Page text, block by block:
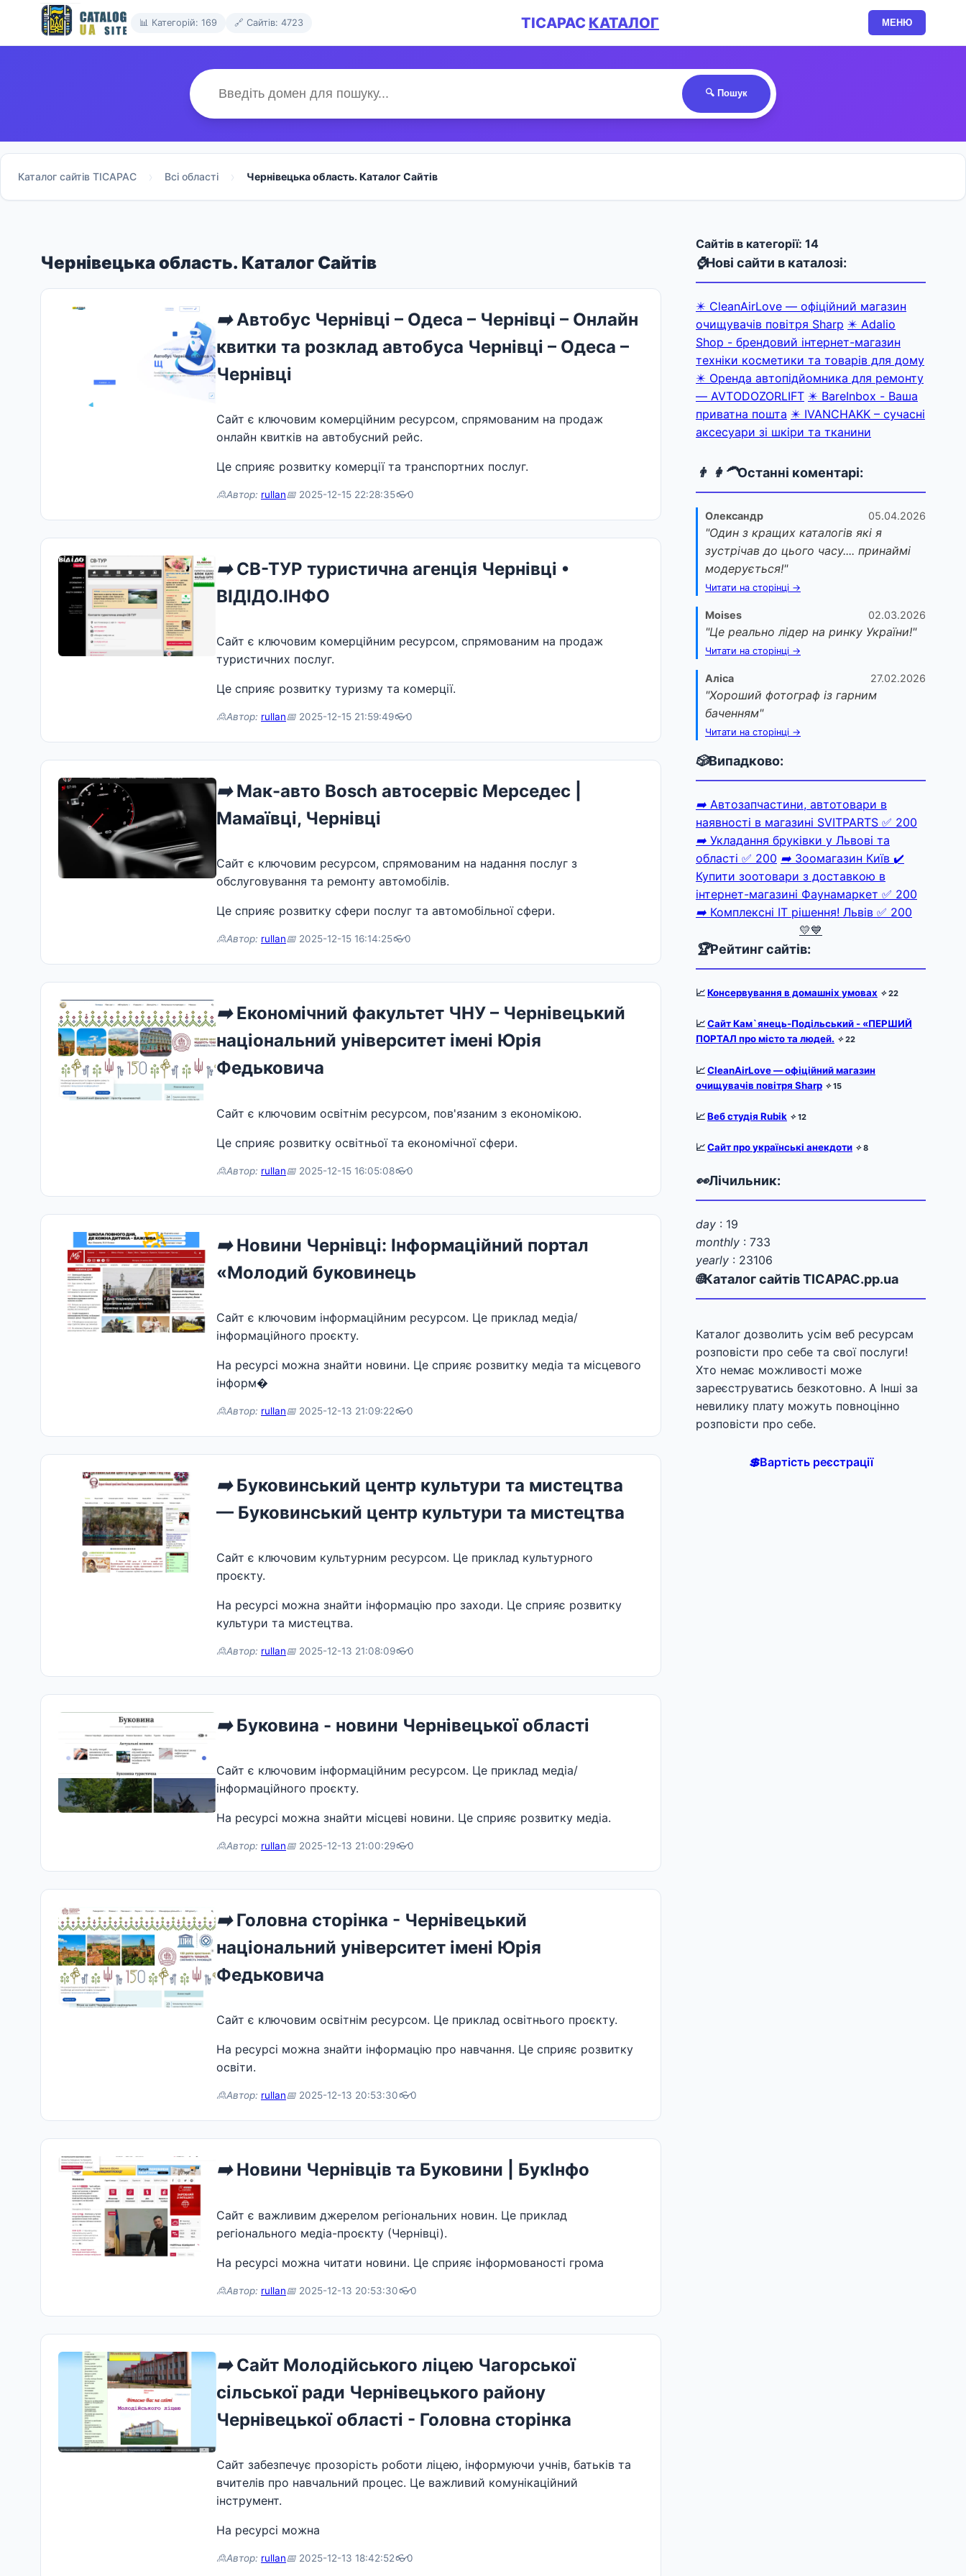
📊 Категорій: 169 🔗 Сайтів: 4723 TICAPAC КАТАЛОГ МЕНЮ
🔍 Пошук
Каталог сайтів TICAPAC Всі області Чернівецька область. Каталог Сайтів
Чернівецька область. Каталог Сайтів
➡️Автобус Чернівці – Одеса – Чернівці – Онлайн
квитки та розклад автобуса Чернівці – Одеса –
Чернівці
Сайт є ключовим комерційним ресурсом, спрямованим на продаж
онлайн квитків на автобусний рейс.
Це сприяє розвитку комерції та транспортних послуг.
🙎Автор: rullan📅 2025-12-15 22:28:35👓0
➡️СВ-ТУР туристична агенція Чернівці •
ВІДІДО.ІНФО
Сайт є ключовим комерційним ресурсом, спрямованим на продаж
туристичних послуг.
Це сприяє розвитку туризму та комерції.
🙎Автор: rullan📅 2025-12-15 21:59:49👓0
➡️Мак-авто Bosch автосервіс Мерседес |
Мамаївці, Чернівці
Сайт є ключовим ресурсом, спрямованим на надання послуг з
обслуговування та ремонту автомобілів.
Це сприяє розвитку сфери послуг та автомобільної сфери.
🙎Автор: rullan📅 2025-12-15 16:14:25👓0
➡️Економічний факультет ЧНУ – Чернівецький
національний університет імені Юрія
Федьковича
Сайт є ключовим освітнім ресурсом, пов'язаним з економікою.
Це сприяє розвитку освітньої та економічної сфери.
🙎Автор: rullan📅 2025-12-15 16:05:08👓0
➡️Новини Чернівці: Інформаційний портал
«Молодий буковинець
Сайт є ключовим інформаційним ресурсом. Це приклад медіа/
інформаційного проєкту.
На ресурсі можна знайти новини. Це сприяє розвитку медіа та місцевого
інформ�
🙎Автор: rullan📅 2025-12-13 21:09:22👓0
➡️Буковинський центр культури та мистецтва
— Буковинський центр культури та мистецтва
Сайт є ключовим культурним ресурсом. Це приклад культурного
проєкту.
На ресурсі можна знайти інформацію про заходи. Це сприяє розвитку
культури та мистецтва.
🙎Автор: rullan📅 2025-12-13 21:08:09👓0
➡️Буковина - новини Чернівецької області
Сайт є ключовим інформаційним ресурсом. Це приклад медіа/
інформаційного проєкту.
На ресурсі можна знайти місцеві новини. Це сприяє розвитку медіа.
🙎Автор: rullan📅 2025-12-13 21:00:29👓0
➡️Головна сторінка - Чернівецький
національний університет імені Юрія
Федьковича
Сайт є ключовим освітнім ресурсом. Це приклад освітнього проєкту.
На ресурсі можна знайти інформацію про навчання. Це сприяє розвитку
освіти.
🙎Автор: rullan📅 2025-12-13 20:53:30👓0
➡️Новини Чернівців та Буковини | БукІнфо
Сайт є важливим джерелом регіональних новин. Це приклад
регіонального медіа-проєкту (Чернівці).
На ресурсі можна читати новини. Це сприяє інформованості грома
🙎Автор: rullan📅 2025-12-13 20:53:30👓0
➡️Сайт Молодійського ліцею Чагорської
сільської ради Чернівецького району
Чернівецької області - Головна сторінка
Сайт забезпечує прозорість роботи ліцею, інформуючи учнів, батьків та
вчителів про навчальний процес. Це важливий комунікаційний
інструмент.
На ресурсі можна
🙎Автор: rullan📅 2025-12-13 18:42:52👓0
Cайтів в категорії: 14
⌚Нові сайти в каталозі:
✴️ CleanAirLove — офіційний магазин
очищувачів повітря Sharp ✴️ Adalio
Shop - брендовий інтернет-магазин
техніки косметики та товарів для дому
✴️ Оренда автопідйомника для ремонту
— AVTODOZORLIFT ✴️ BareInbox - Ваша
приватна пошта ✴️ IVANCHAKK – сучасні
аксесуари зі шкіри та тканини
👨 👩‍🦱Останні коментарі:
Олександр 05.04.2026
"Один з кращих каталогів які я
зустрічав до цього часу.... принаймі
модерується!"
Читати на сторінці →
Moises 02.03.2026
"Це реально лідер на ринку України!"
Читати на сторінці →
Аліса 27.02.2026
"Хороший фотограф із гарним
баченням"
Читати на сторінці →
🎲Випадково:
➡️ Автозапчастини, автотовари в
наявності в магазині SVITPARTS ✅ 200
➡️ Укладання бруківки у Львові та
області ✅ 200 ➡️ Зоомагазин Київ ✔️
Купити зоотовари з доставкою в
інтернет-магазині Фаунамаркет ✅ 200
➡️ Комплексні ІТ рішення! Львів ✅ 200
💛💙
🏆Рейтинг сайтів:
📈Консервування в домашніх умовах ✧22
📈Сайт Кам`янець-Подільський - «ПЕРШИЙ
ПОРТАЛ про місто та людей. ✧22
📈CleanAirLove — офіційний магазин
очищувачів повітря Sharp ✧15
📈Веб студія Rubik ✧12
📈Сайт про українські анекдоти ✧8
👀Лічильник:
day : 19
monthly : 733
yearly : 23106
🌐Каталог сайтів TICAPAC.pp.ua
Каталог дозволить усім веб ресурсам
розповісти про себе та свої послуги!
Хто немає можливості може
зареєструватись безкотовно. А Інші за
невилику плату можуть повноцінно
розповісти про себе.
💲Вартість реєстрації